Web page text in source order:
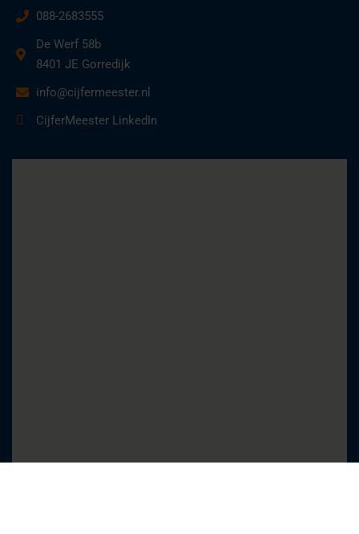
088-2683555
De Werf 58b
8401 JE Gorredijk
info@cijfermeester.nl
CijferMeester LinkedIn